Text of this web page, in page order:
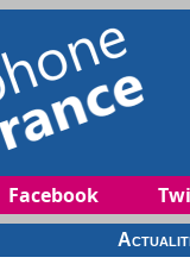
Facebook